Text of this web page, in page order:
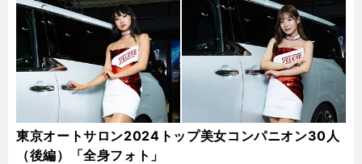
東京オートサロン2024トップ美女コンパニオン30人
（後編）「全身フォト」